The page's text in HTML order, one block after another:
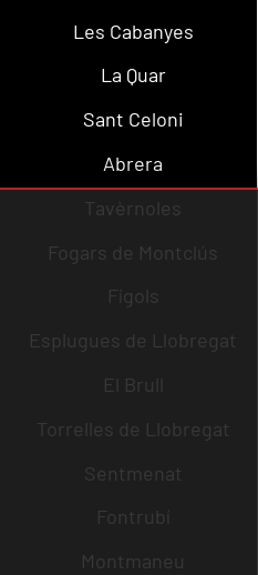
Les Cabanyes
La Quar
Sant Celoni
Abrera
Tavèrnoles
Fogars de Montclús
Fígols
Esplugues de Llobregat
El Brull
Torrelles de Llobregat
Sentmenat
Fontrubí
Montmaneu